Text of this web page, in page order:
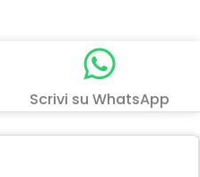
Scrivi su WhatsApp